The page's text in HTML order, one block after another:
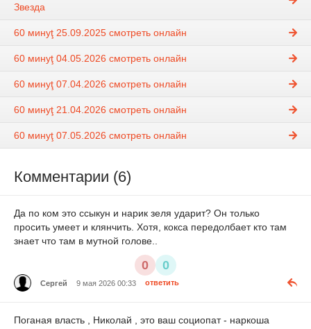
Звезда
60 минуţ 25.09.2025 смотреть онлайн
60 минуţ 04.05.2026 смотреть онлайн
60 минуţ 07.04.2026 смотреть онлайн
60 минуţ 21.04.2026 смотреть онлайн
60 минуţ 07.05.2026 смотреть онлайн
Комментарии (6)
Да по ком это ссыкун и нарик зеля ударит? Он только
просить умеет и клянчить. Хотя, кокса передолбает кто там
знает что там в мутной голове..
0 0
Сергей 9 мая 2026 00:33 ответить
Поганая власть , Николай , это ваш социопат - наркоша